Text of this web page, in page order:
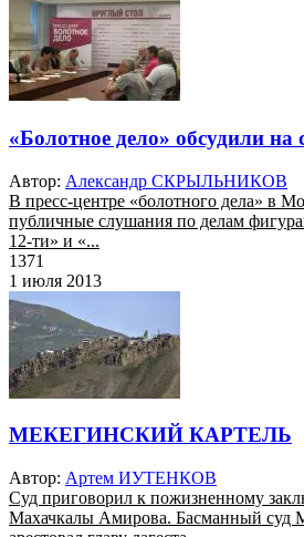
«Болотное дело» обсудили на
Автор: Александр СКРЫЛЬНИКОВ
В пресс-центре «болотного дела» в
публичные слушания по делам
12-ти» и «...
1371
1 июля 2013
МЕКЕГИНСКИЙ КАРТЕЛЬ
Автор: Артем ИУТЕНКОВ
Суд приговорил к пожизненному
Махачкалы Амирова. Басманный суд